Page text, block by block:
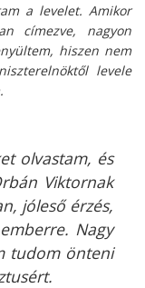
a levelet. Amikor
címezve, nagyon
hiszen nem
levele
olvastam, és
Viktornak
jóleső érzés,
Nagy
tudom önteni